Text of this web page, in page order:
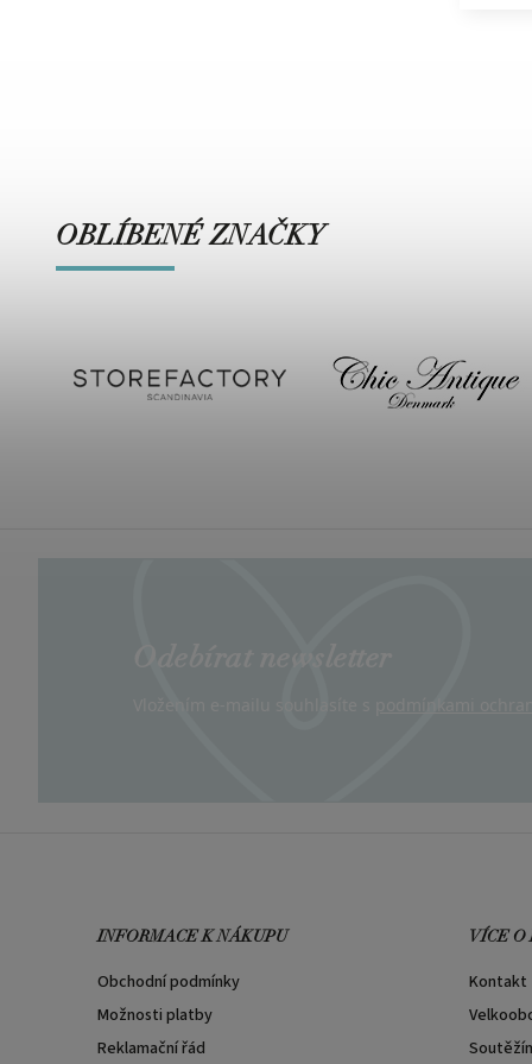
OBLÍBENÉ ZNAČKY
INFORMACE K NÁKUPU
Obchodní podmínky
Možnosti platby
Reklamační řád
VÍCE O
Kontakt